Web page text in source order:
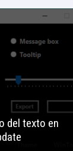
del texto en